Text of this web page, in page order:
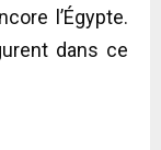
l’Égypte.
dans ce